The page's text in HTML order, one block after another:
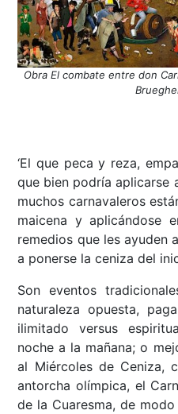
Obra El combate entre don
‘El que peca y reza,
que bien podría aplicarse
muchos carnavaleros
maicena y aplicándose
remedios que les ayuden
a ponerse la ceniza del
Son eventos
naturaleza opuesta,
ilimitado versus
noche a la mañana; o
al Miércoles de Ceniza,
antorcha olímpica, el
de la Cuaresma, de